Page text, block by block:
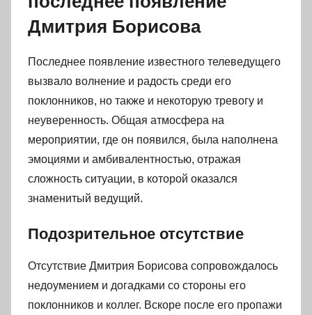
Дмитрия Борисова
Последнее появление известного телеведущего
вызвало волнение и радость среди его
поклонников, но также и некоторую тревогу и
неуверенность. Общая атмосфера на
мероприятии, где он появился, была наполнена
эмоциями и амбивалентностью, отражая
сложность ситуации, в которой оказался
знаменитый ведущий.
Подозрительное отсутствие
Отсутствие Дмитрия Борисова сопровождалось
недоумением и догадками со стороны его
поклонников и коллег. Вскоре после его пропажи